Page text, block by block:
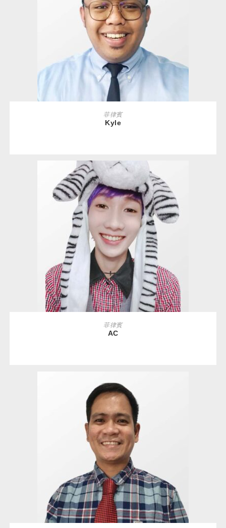
READ MORE
菲律賓
Kyle
READ MORE
菲律賓
AC